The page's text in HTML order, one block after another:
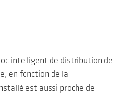
intelligent de distribution de
en fonction de la
est aussi proche de